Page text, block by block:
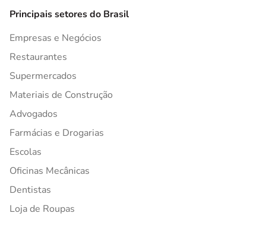
Principais setores do Brasil
Empresas e Negócios
Restaurantes
Supermercados
Materiais de Construção
Advogados
Farmácias e Drogarias
Escolas
Oficinas Mecânicas
Dentistas
Loja de Roupas